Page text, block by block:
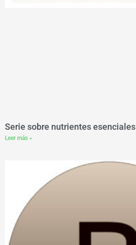
Serie sobre nutrientes esenciales
Leer más »